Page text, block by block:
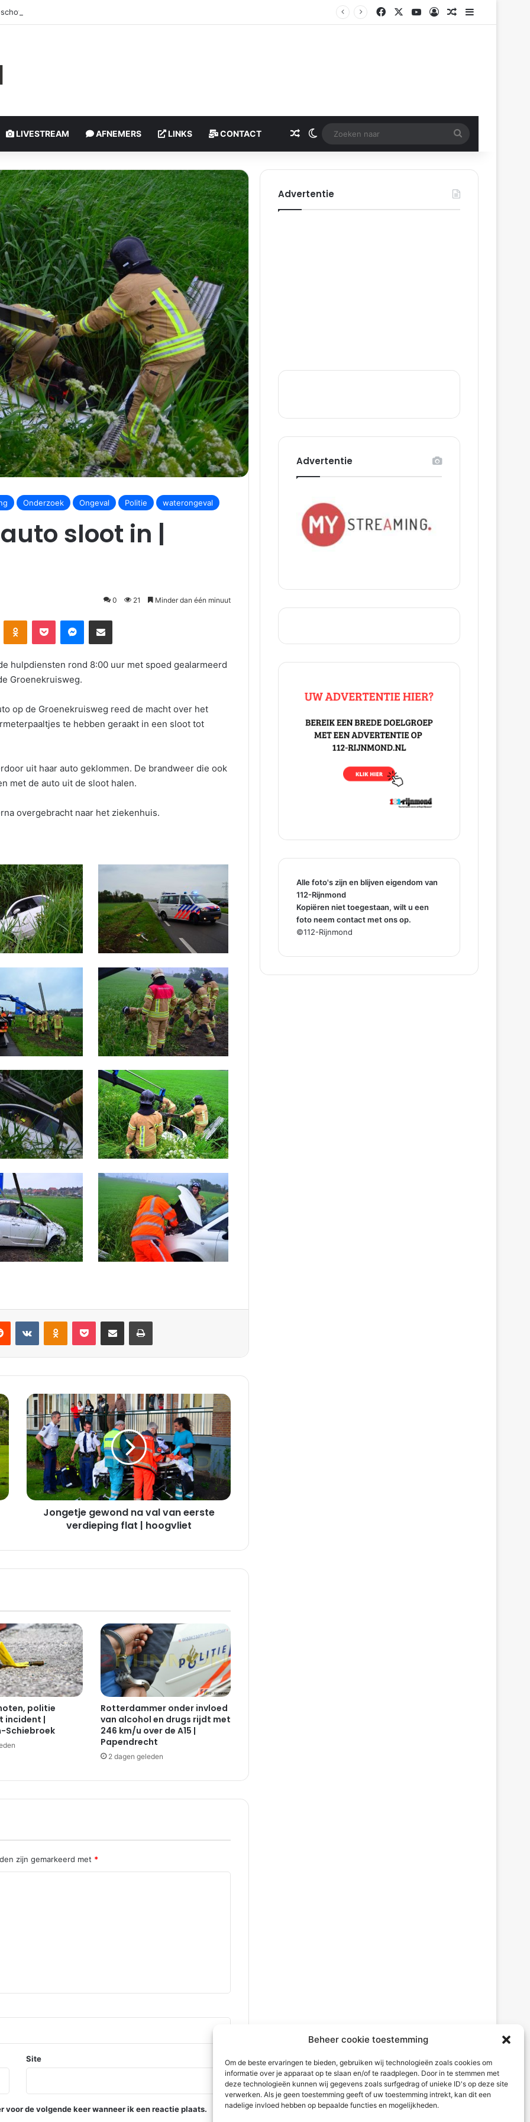
Beheer cookie toestemming
Om de beste ervaringen te bieden, gebruiken wij technologieën zoals cookies om
informatie over je apparaat op te slaan en/of te raadplegen. Door in te stemmen met
deze technologieën kunnen wij gegevens zoals surfgedrag of unieke ID's op deze site
verwerken. Als je geen toestemming geeft of uw toestemming intrekt, kan dit een
nadelige invloed hebben op bepaalde functies en mogelijkheden.
politie onderzoekt incident | Rotterdam-Schiebroek Facebook
X YouTubeLog InGerelateerd artikel
Sidebar
LIVESTREAM AFNEMERS LINKS CONTACT Gerelateerd artikel
Switch skin
Zoeken
naar
Onderzoek Ongeval Politie waterongeval
sloot in |
0 21 Minder dan één minuut
Odnoklassniki Pocket Messenger Deel via E-mail
hulpdiensten rond 8:00 uur met spoed gealarmeerd
Groenekruisweg.
op de Groenekruisweg reed de macht over het
te hebben geraakt in een sloot tot
uit haar auto geklommen. De brandweer die ook
met de auto uit de sloot halen.
overgebracht naar het ziekenhuis.
VKontakte Odnoklassniki Pocket Deel via E-mail Print
J
o
g
e
t
j
e
g
n
a
l
v
a
n
e
e
r
s
t
e
i
g
f
l
e
Jongetje gewond na val van eerste
verdieping flat | hoogvliet
politie
incident |
Schiebroek
Rotterdammer onder invloed
van alcohol en drugs rijdt met
246 km/u over de A15 |
Papendrecht
2 dagen geleden
zijn gemarkeerd met *
Site
voor de volgende keer wanneer ik een reactie plaats.
Advertentie
Advertentie
Alle foto's zijn en blijven eigendom van
112-Rijnmond
Kopiëren niet toegestaan, wilt u een
foto neem contact met ons op.
©112-Rijnmond